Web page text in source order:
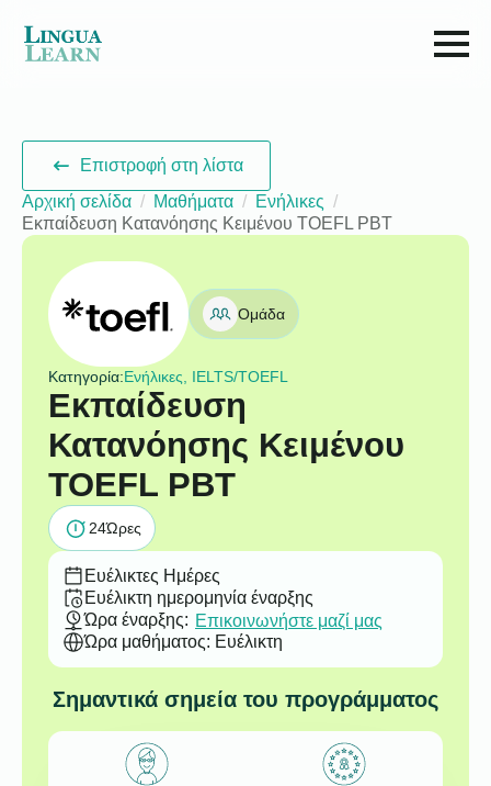
Επιστροφή στη λίστα
Αρχική σελίδα
Μαθήματα
Ενήλικες
Εκπαίδευση Κατανόησης Κειμένου TOEFL PBT
Ομάδα
Κατηγορία:Ενήλικες, IELTS/TOEFL
Εκπαίδευση
Κατανόησης Κειμένου
TOEFL PBT
24Ώρες
Ευέλικτες Ημέρες
Ευέλικτη ημερομηνία έναρξης
Ώρα έναρξης: Επικοινωνήστε μαζί μας
Ώρα μαθήματος: Ευέλικτη
Σημαντικά σημεία του προγράμματος